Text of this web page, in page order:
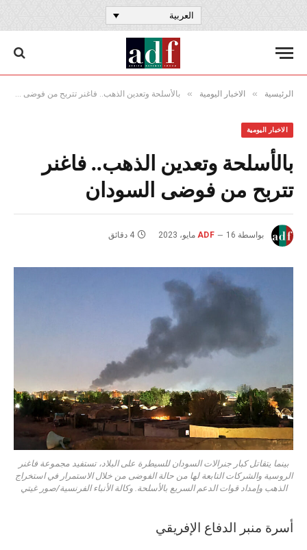
العربية
الرئيسية » الاخبار اليومية » بالأسلحة وتعدين الذهب.. فاغنر تتربح من فوضى السودان
الاخبار اليومية
بالأسلحة وتعدين الذهب.. فاغنر
تتربح من فوضى السودان
بواسطة ADF 16 مايو، 2023 4 دقائق
بينما يتقاتل كبار جنرالات السودان للسيطرة على البلاد، تستفيد مجموعة فاغنر
الروسية والشركات التابعة لها من حالة الفوضى من خلال الاستمرار في استخراج
الذهب وإمداد قوات الدعم السريع بالأسلحة. وكالة الأنباء الفرنسية/صور غيتي
أسرة منبر الدفاع الإفريقي